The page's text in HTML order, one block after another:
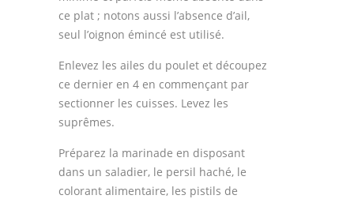
ce plat ; notons aussi l’absence d’ail,
seul l’oignon émincé est utilisé.
Enlevez les ailes du poulet et découpez
ce dernier en 4 en commençant par
sectionner les cuisses. Levez les
suprêmes.
Préparez la marinade en disposant
dans un saladier, le persil haché, le
colorant alimentaire, les pistils de